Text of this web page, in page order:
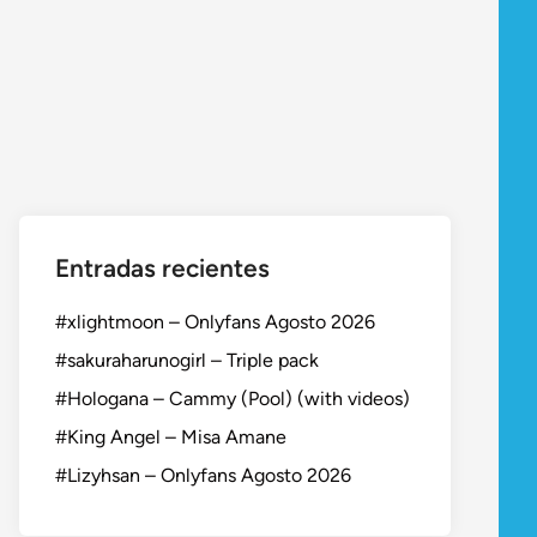
Entradas recientes
#xlightmoon – Onlyfans Agosto 2026
#sakuraharunogirl – Triple pack
#Hologana – Cammy (Pool) (with videos)
#King Angel – Misa Amane
#Lizyhsan – Onlyfans Agosto 2026